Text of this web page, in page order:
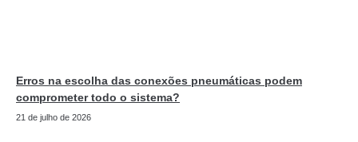
Erros na escolha das conexões pneumáticas podem
comprometer todo o sistema?
21 de julho de 2026